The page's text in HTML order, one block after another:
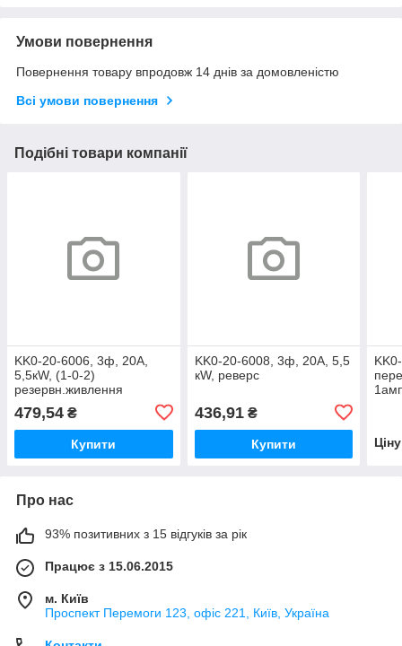
Умови повернення
Повернення товару впродовж 14 днів за домовленістю
Всі умови повернення
Подібні товари компанії
KK0-20-6006, 3ф, 20А,
5,5кW, (1-0-2)
резервн.живлення
479,54 ₴
Купити
KK0-20-6008, 3ф, 20А, 5,5
кW, реверс
436,91₴
Купити
Про нас
93% позитивних з 15 відгуків за рік
Працює з 15.06.2015
м. Київ
Проспект Перемоги 123, офіс 221, Київ, Україна